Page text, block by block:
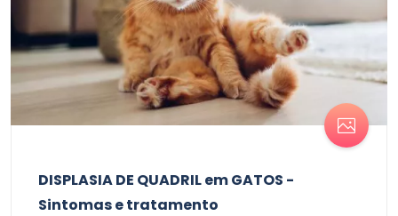
DISPLASIA DE QUADRIL em GATOS -
Sintomas e tratamento